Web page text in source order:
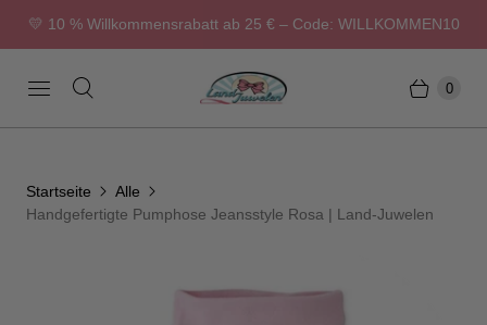
💛 10 % Willkommensrabatt ab 25 € – Code: WILLKOMMEN10
0
Startseite
Alle
Handgefertigte Pumphose Jeansstyle Rosa | Land-Juwelen